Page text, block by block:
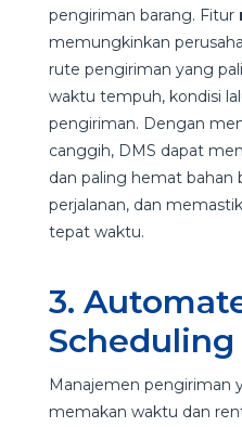
pengiriman barang. Fitur
memungkinkan
rute pengiriman yang
waktu tempuh, kondisi
pengiriman. Dengan
canggih, DMS dapat
dan paling hemat bahan
perjalanan, dan
tepat waktu.
3.
Scheduling
Manajemen pengiriman
memakan waktu dan